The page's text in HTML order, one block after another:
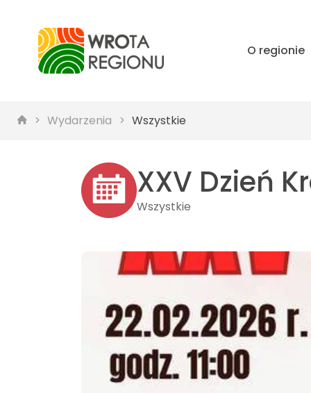
O regionie
Wydarzenia Wszystkie
XXV Dzień
Wszystkie